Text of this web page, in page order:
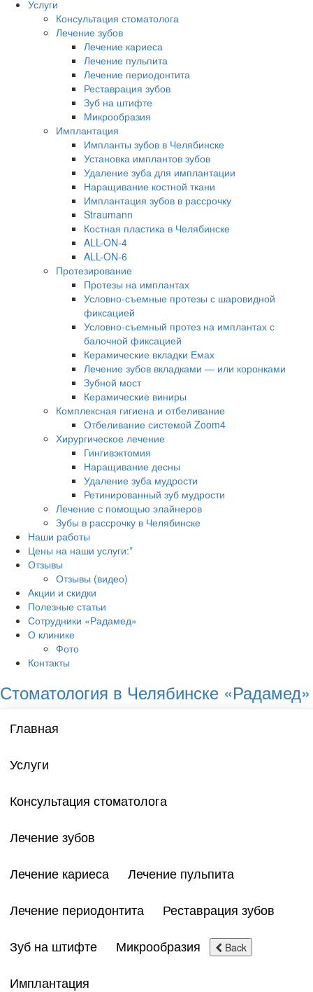
Услуги
Консультация стоматолога
Лечение зубов
Лечение кариеса
Лечение пульпита
Лечение периодонтита
Реставрация зубов
Зуб на штифте
Микрообразия
Имплантация
Импланты зубов в Челябинске
Установка имплантов зубов
Удаление зуба для имплантации
Наращивание костной ткани
Имплантация зубов в рассрочку
Straumann
Костная пластика в Челябинске
ALL-ON-4
ALL-ON-6
Протезирование
Протезы на имплантах
Условно-съемные протезы с шаровидной
фиксацией
Условно-съемный протез на имплантах с
балочной фиксацией
Керамические вкладки Емах
Лечение зубов вкладками — или коронками
Зубной мост
Керамические виниры
Комплексная гигиена и отбеливание
Отбеливание системой Zoom4
Хирургическое лечение
Гингивэктомия
Наращивание десны
Удаление зуба мудрости
Ретинированный зуб мудрости
Лечение с помощью элайнеров
Зубы в рассрочку в Челябинске
Наши работы
Цены на наши услуги:*
Отзывы
Отзывы (видео)
Акции и скидки
Полезные статьи
Сотрудники «Радамед»
О клинике
Фото
Контакты
Стоматология в Челябинске «Радамед»
Главная
Услуги
Консультация стоматолога
Лечение зубов
Лечение кариеса
Лечение пульпита
Лечение периодонтита
Реставрация зубов
Зуб на штифте
Микрообразия Back
Имплантация